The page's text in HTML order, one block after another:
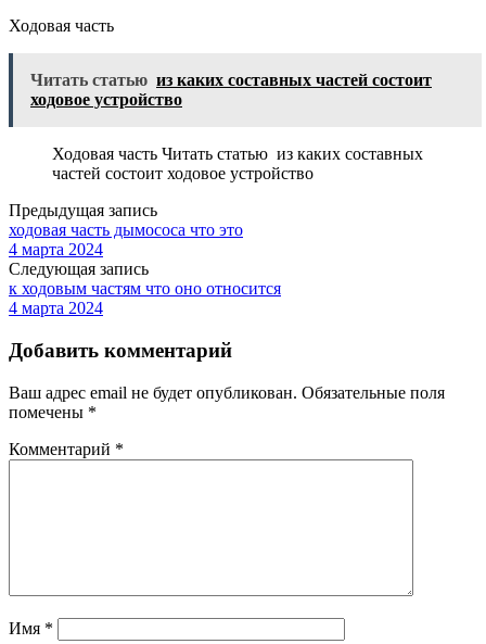
Ходовая часть
Читать статью из каких составных частей состоит
ходовое устройство
Ходовая часть Читать статью из каких составных
частей состоит ходовое устройство
Предыдущая запись
ходовая часть дымососа что это
4 марта 2024
Следующая запись
к ходовым частям что оно относится
4 марта 2024
Добавить комментарий
Ваш адрес email не будет опубликован. Обязательные поля
помечены *
Комментарий *
Имя *